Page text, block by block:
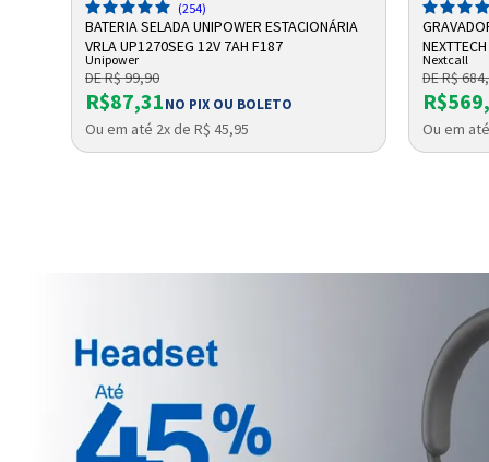
(254)
BATERIA SELADA UNIPOWER ESTACIONÁRIA
VRLA UP1270SEG 12V 7AH F187
Unipower
DE R$ 99,90
R$87,31NO PIX OU BOLETO
Ou em até 2x de R$ 45,95
NEXTTECH
Nextcall
DE R$
Ou em